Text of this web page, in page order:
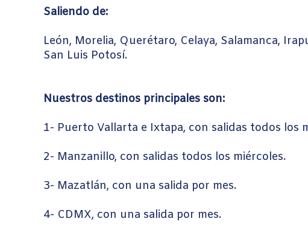
Saliendo de:
León, Morelia, Querétaro, Celaya, Salamanca,
San Luis Potosí.
Nuestros destinos principales son:
1- Puerto Vallarta e Ixtapa, con salidas todos los
2- Manzanillo, con salidas todos los miércoles.
3- Mazatlán, con una salida por mes.
4- CDMX, con una salida por mes.